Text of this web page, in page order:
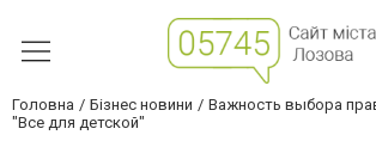
Головна Бізнес новини
Важность выбора
"Все для детской"